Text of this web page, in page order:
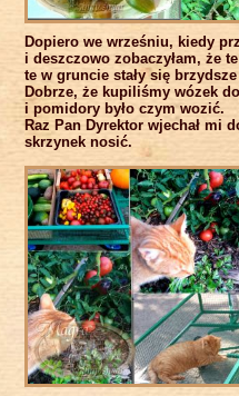
Dopiero we wrześniu, kiedy
i deszczowo zobaczyłam, że
te w gruncie stały się
Dobrze, że kupiliśmy wózek
i pomidory było czym wozić.
Raz Pan Dyrektor wjechał mi
skrzynek nosić.